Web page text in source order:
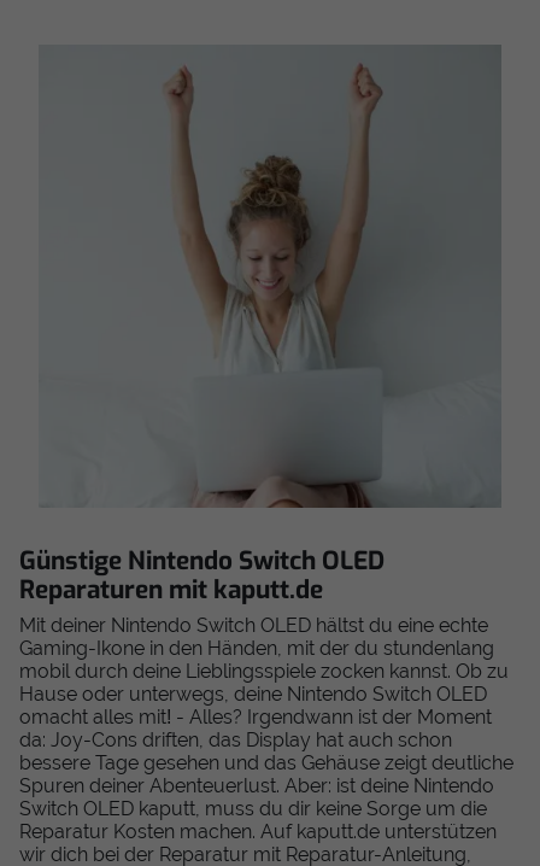
Günstige Nintendo Switch OLED
Reparaturen mit kaputt.de
Mit deiner Nintendo Switch OLED hältst du eine echte
Gaming-Ikone in den Händen, mit der du stundenlang
mobil durch deine Lieblingsspiele zocken kannst. Ob zu
Hause oder unterwegs, deine Nintendo Switch OLED
omacht alles mit! - Alles? Irgendwann ist der Moment
da: Joy-Cons driften, das Display hat auch schon
bessere Tage gesehen und das Gehäuse zeigt deutliche
Spuren deiner Abenteuerlust. Aber: ist deine Nintendo
Switch OLED kaputt, muss du dir keine Sorge um die
Reparatur Kosten machen. Auf kaputt.de unterstützen
wir dich bei der Reparatur mit Reparatur-Anleitung,